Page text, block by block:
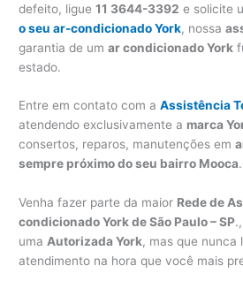
defeito, ligue11 3644-3392 e solicite
o seu ar-condicionado York, nossa
garantia de umar condicionado York
estado.
Entre em contato com aAssistência
atendendo exclusivamente a marca
consertos, reparos, manutenções em
sempre próximo do seu bairro Mooca.
Venha fazer parte da maior Rede de
condicionado York de São Paulo – SP
umaAutorizada York, mas que nunca
atendimento na hora que você mais